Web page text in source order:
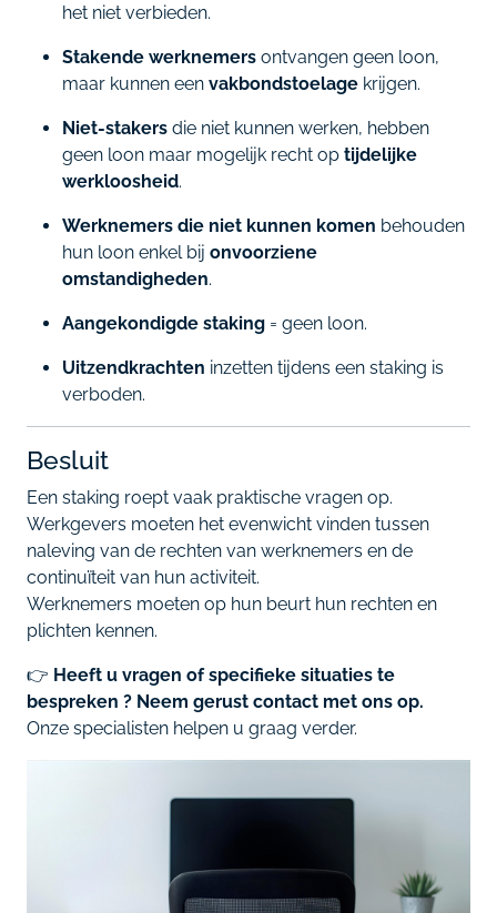
het niet verbieden.
Stakende werknemers ontvangen geen loon,
maar kunnen een vakbondstoelage krijgen.
Niet-stakers die niet kunnen werken, hebben
geen loon maar mogelijk recht op tijdelijke
werkloosheid.
Werknemers die niet kunnen komen behouden
hun loon enkel bij onvoorziene
omstandigheden.
Aangekondigde staking = geen loon.
Uitzendkrachten inzetten tijdens een staking is
verboden.
Besluit
Een staking roept vaak praktische vragen op.
Werkgevers moeten het evenwicht vinden tussen
naleving van de rechten van werknemers en de
continuïteit van hun activiteit.
Werknemers moeten op hun beurt hun rechten en
plichten kennen.
👉 Heeft u vragen of specifieke situaties te
bespreken ? Neem gerust contact met ons op.
Onze specialisten helpen u graag verder.